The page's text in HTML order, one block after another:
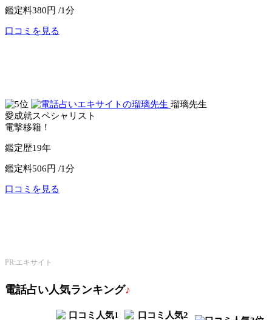
鑑定料380円 /1分
口コミを見る
瑠璃先生
愛成就スペシャリスト
電撃移籍！
鑑定歴19年
鑑定料506円 /1分
口コミを見る
PR:エキサイト
電話占い人気ランキング♪